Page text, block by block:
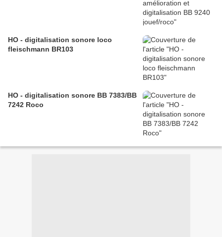
HO - digitalisation sonore loco
fleischmann BR103
HO - digitalisation sonore BB 7383/BB
7242 Roco